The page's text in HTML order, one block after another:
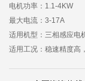
电机功率： 1.1-4KW
最大电流： 3-17A
适用机型： 三相感应电
适用工况： 稳速精度高